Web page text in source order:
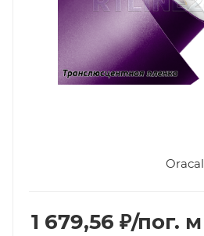
Oracal
1 679,56 ₽/пог. м